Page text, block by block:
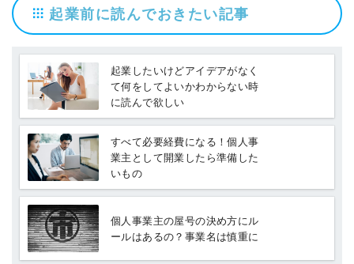
起業前に読んでおきたい記事
起業したいけどアイデアがなく
て何をしてよいかわからない時
に読んで欲しい
すべて必要経費になる！個人事
業主として開業したら準備した
いもの
個人事業主の屋号の決め方にル
ールはあるの？事業名は慎重に